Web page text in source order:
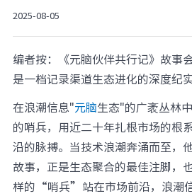
合作伙伴
联合创新平台
关于我们
计算产业洞察
元脑品牌升级公告
2025-08-05
编者按：《元脑伙伴共行记》故事
是一档记录渠道生态进化的深度纪实
在浪潮信息"元脑生态"的广袤丛林
的哨兵，用近二十年扎根市场的根
沿的脉搏。当技术浪潮奔涌而至，
故事，正是生态聚合的最佳注脚，
样的“哨兵”站在市场前沿，浪潮